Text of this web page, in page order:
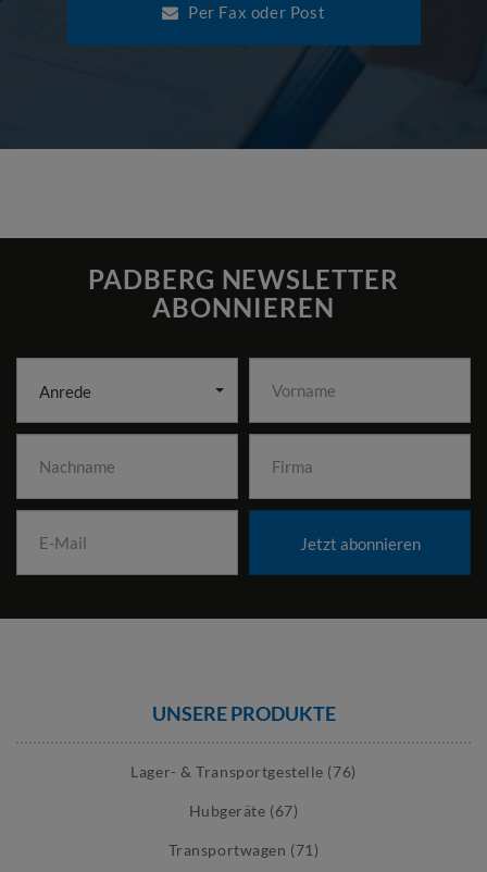
Per Fax oder Post
PADBERG NEWSLETTER
ABONNIEREN
Anrede
Jetzt abonnieren
UNSERE PRODUKTE
Lager- & Transportgestelle (76)
Hubgeräte (67)
Transportwagen (71)